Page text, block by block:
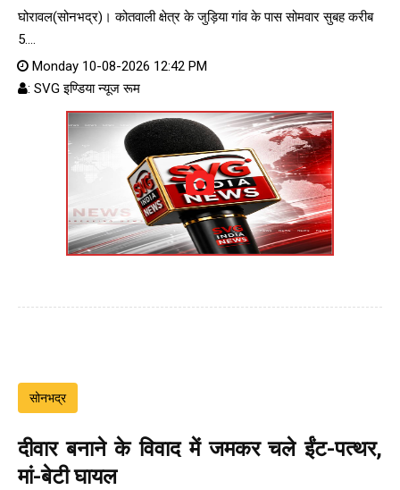
घोरावल(सोनभद्र)। कोतवाली क्षेत्र के जुड़िया गांव के पास सोमवार सुबह करीब
5....
Monday 10-08-2026 12:42 PM
: SVG इण्डिया न्यूज रूम
सोनभद्र
दीवार बनाने के विवाद में जमकर चले ईंट-पत्थर,
मां-बेटी घायल